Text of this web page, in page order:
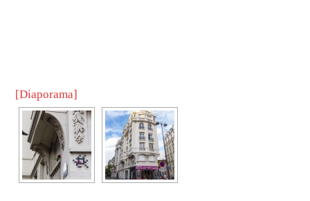
[Diaporama]